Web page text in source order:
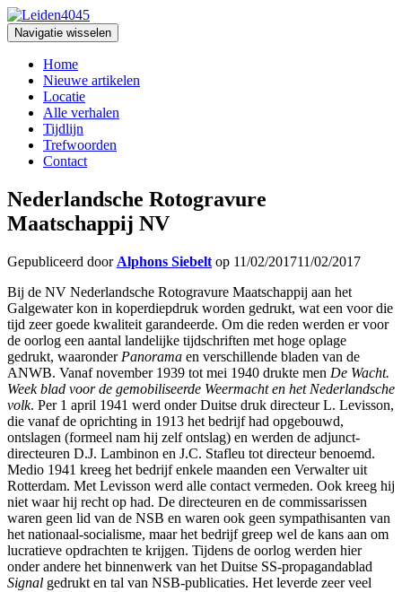
Navigatie wisselen
Home
Nieuwe artikelen
Locatie
Alle verhalen
Tijdlijn
Trefwoorden
Contact
Nederlandsche Rotogravure
Maatschappij NV
Gepubliceerd door Alphons Siebelt op 11/02/201711/02/2017
Bij de NV Nederlandsche Rotogravure Maatschappij aan het
Galgewater kon in koperdiepdruk worden gedrukt, wat een voor die
tijd zeer goede kwaliteit garandeerde. Om die reden werden er voor
de oorlog een aantal landelijke tijdschriften met hoge oplage
gedrukt, waaronder Panorama en verschillende bladen van de
ANWB. Vanaf november 1939 tot mei 1940 drukte men De Wacht.
Week­ blad voor de gemobiliseerde Weermacht en het Nederlandsche
volk. Per 1 april 1941 werd onder Duitse druk directeur L. Levisson,
die vanaf de oprichting in 1913 het bedrijf had opgebouwd,
ontslagen (formeel nam hij zelf ontslag) en werden de adjunct-
directeuren D.J. Lambinon en J.C. Stafleu tot directeur benoemd.
Medio 1941 kreeg het bedrijf enkele maanden een Verwalter uit
Rotterdam. Met Levisson werd alle contact vermeden. Ook kreeg hij
niet waar hij recht op had. De directeuren en de commissarissen
waren geen lid van de NSB en waren ook geen sympathisanten van
het nationaal-socialisme, maar het bedrijf greep wel de kans aan om
lucratieve opdrachten te krijgen. Tijdens de oorlog werden hier
onder andere het binnenwerk van het Duitse SS-propagandablad
Signal gedrukt en tal van NSB-publicaties. Het leverde zeer veel